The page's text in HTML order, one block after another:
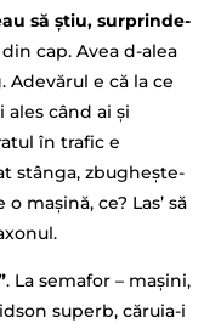
să știu, surprinde-
cap. Avea d-alea
Adevărul e că la ce
când ai și
în trafic e
stânga, zbughește-
mașină, ce? Las’ să
. La semafor – mașini,
superb, căruia-i